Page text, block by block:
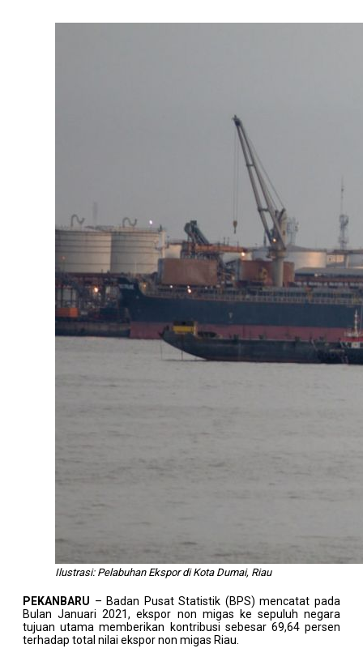
Ilustrasi: Pelabuhan Ekspor di Kota Dumai, Riau
PEKANBARU – Badan Pusat Statistik (BPS) mencatat pada
Bulan Januari 2021, ekspor non migas ke sepuluh negara
tujuan utama memberikan kontribusi sebesar 69,64 persen
terhadap total nilai ekspor non migas Riau.